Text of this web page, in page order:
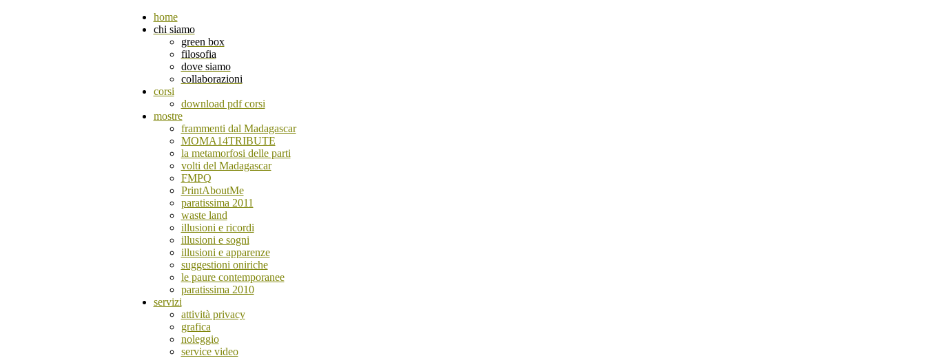
home
chi siamo
green box
filosofia
dove siamo
collaborazioni
corsi
download pdf corsi
mostre
frammenti dal Madagascar
MOMA14TRIBUTE
la metamorfosi delle parti
volti del Madagascar
FMPQ
PrintAboutMe
paratissima 2011
waste land
illusioni e ricordi
illusioni e sogni
illusioni e apparenze
suggestioni oniriche
le paure contemporanee
paratissima 2010
servizi
attività privacy
grafica
noleggio
service video